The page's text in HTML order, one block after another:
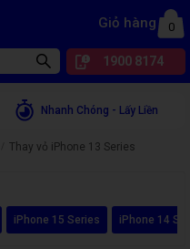
Giỏ hàng 0
1900 8174
Nhanh Chóng - Lấy Liền
Thay vỏ iPhone 13 Series
iPhone 15 Series iPhone 14